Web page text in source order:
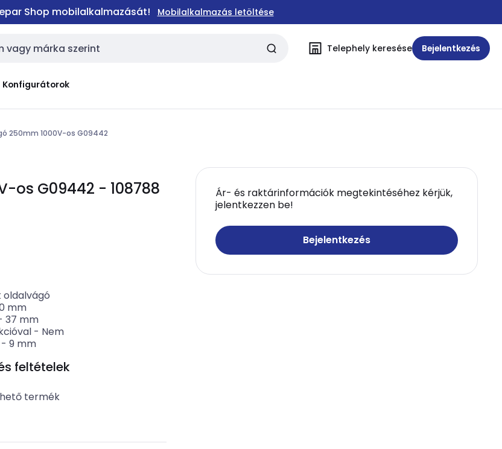
Shop mobilalkalmazását! Mobilalkalmazás letöltése
Telephely keresése Bejelentkezés
Konfigurátorok
250mm 1000V-os G09442
os G09442 - 108788
Ár- és raktárinformációk megtekintéséhez kérjük,
jelentkezzen be!
Bejelentkezés
mm
37 mm
- Nem
9 mm
feltételek
termék